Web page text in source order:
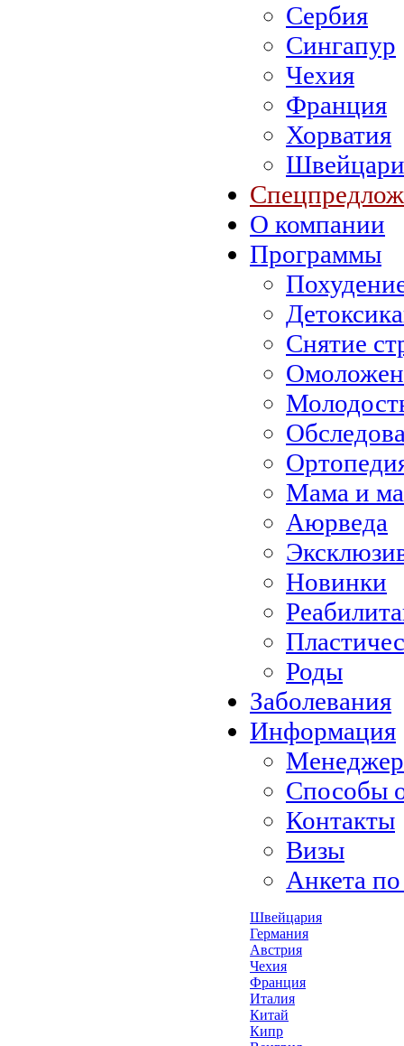
Сербия
Сингапур
Чехия
Франция
Хорватия
О компании
Программы
Снятие
Мама и
Аюрведа
Новинки
Роды
Заболевания
Информация
Способы
Контакты
Визы
Анкета
Швейцария
Германия
Австрия
Чехия
Франция
Италия
Китай
Кипр